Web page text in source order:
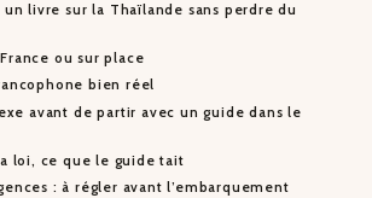
livre sur la Thaïlande sans perdre du
ou sur place
bien réel
avant de partir avec un guide dans le
loi, ce que le guide tait
: à régler avant l’embarquement